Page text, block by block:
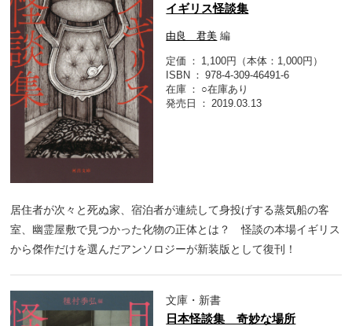
イギリス怪談集
由良 君美 編
定価
1,100円（本体：1,000円）
ISBN
978-4-309-46491-6
在庫
○在庫あり
発売日
2019.03.13
居住者が次々と死ぬ家、宿泊者が連続して身投げする蒸気船の客
室、幽霊屋敷で見つかった化物の正体とは？ 怪談の本場イギリス
から傑作だけを選んだアンソロジーが新装版として復刊！
文庫・新書
日本怪談集 奇妙な場所